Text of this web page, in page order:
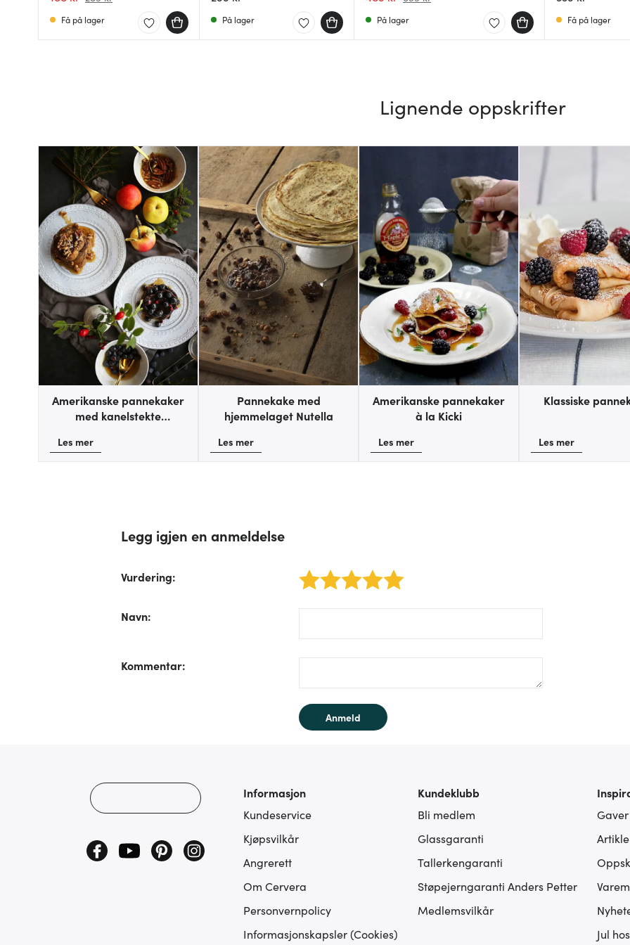
Få på lager På lager På lager Få på lager
Lignende oppskrifter
Amerikanske pannekaker
med kanelstekte
pecan-sirup
Les mer
Pannekake med
hjemmelaget Nutella
Les mer
Amerikanske pannekaker
à la Kicki
Les mer
Klassiske
Les mer
Legg igjen en anmeldelse
Vurdering: 1 star 2 stars 3 stars 4 stars 5 stars
Navn:
/form/label/author:
Kommentar:
Anmeld
Informasjon
Kundeservice
Kjøpsvilkår
Angrerett
Om Cervera
Personvernpolicy
Informasjonskapsler (Cookies)
Kundeklubb
Bli medlem
Glassgaranti
Tallerkengaranti
Støpejerngaranti Anders Petter
Medlemsvilkår
Gaver
Jul